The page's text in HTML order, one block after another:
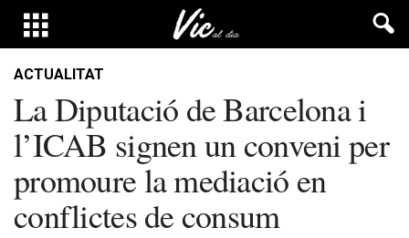
ACTUALITAT
La Diputació de Barcelona i
l’ICAB signen un conveni per
promoure la mediació en
conflictes de consum